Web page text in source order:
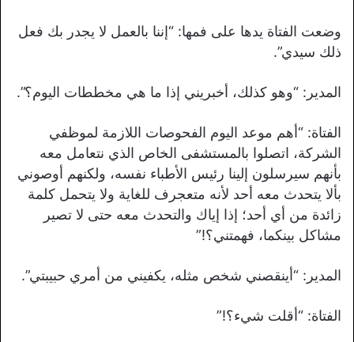
وضعت الفتاة يدها على فمها: “إننا بالعمل لا يجدر بك فعل
ذلك سيدي”.
المدير: “وهو كذلك، أخبريني إذا ما هي مخططات اليوم؟”.
الفتاة: “أهم موعد اليوم الفحوصات اللازمة لموظفي
الشركة، اتصلوا بالمستشفى الخاص الذي نتعامل معه
بأنهم سيرسلون إلينا رئيس الأطباء نفسه، ولكنهم أوصوني
بألا يتحدث معه أحد لأنه متعجرف للغاية ولا يتحمل كلمة
زائدة من أي أحد؛ إذا إياك والتحدث معه حتى لا تصير
مشاكل بينكما، فهمتني؟!”
المدير: “أينقصني شخص مثله، يكفيني من أمري حبيبتي”.
الفتاة: “أقلت شيء؟!”